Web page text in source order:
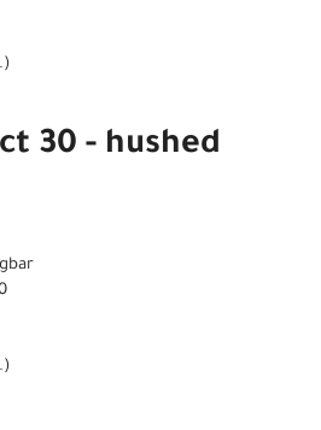
30 - hushed